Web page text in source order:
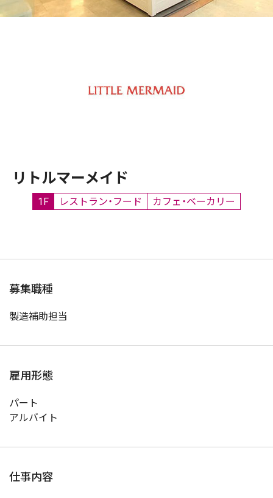
リトルマーメイド
1F レストラン・フード カフェ・ベーカリー
募集職種
製造補助担当
雇用形態
パート
アルバイト
仕事内容